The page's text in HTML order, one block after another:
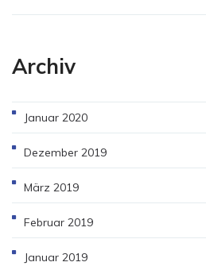
Archiv
Januar 2020
Dezember 2019
März 2019
Februar 2019
Januar 2019